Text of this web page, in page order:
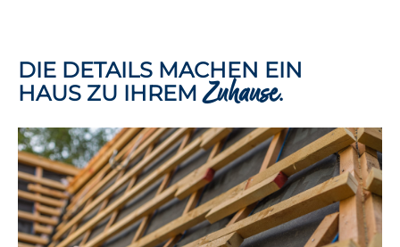
DIE DETAILS MACHEN EIN
HAUS ZU IHREMZuhause.